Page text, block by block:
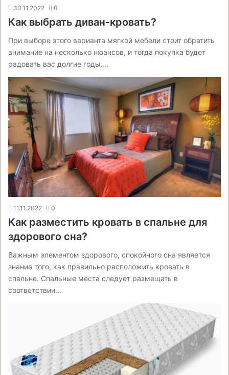
30.11.2022 0
Как выбрать диван-кровать?
При выборе этого варианта мягкой мебели стоит обратить
внимание на несколько нюансов, и тогда покупка будет
радовать вас долгие годы.…
11.11.2022 0
Как разместить кровать в спальне для
здорового сна?
Важным элементом здорового, спокойного сна является
знание того, как правильно расположить кровать в
спальне. Спальные места следует размещать в
соответствии…